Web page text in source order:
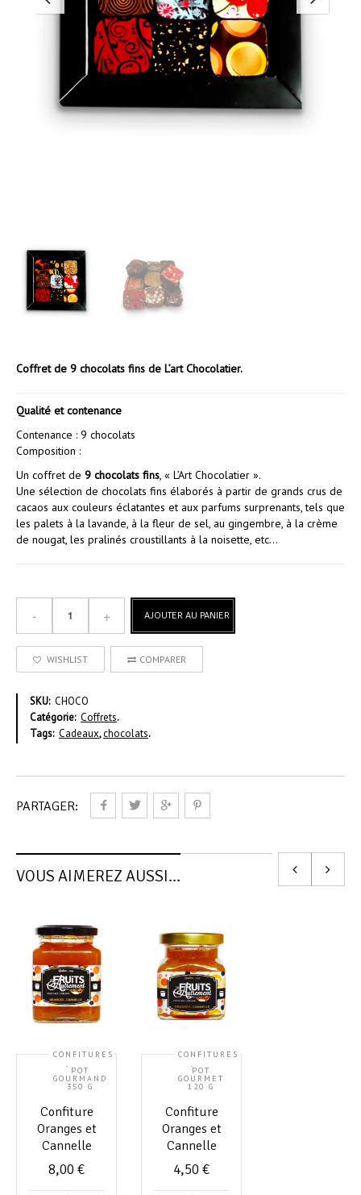
Coffret de 9 chocolats fins de L’art Chocolatier.
Qualité et contenance
Contenance : 9 chocolats
Composition :
Un coffret de 9 chocolats fins, « L’Art Chocolatier ».
Une sélection de chocolats fins élaborés à partir de grands crus de
cacaos aux couleurs éclatantes et aux parfums surprenants, tels que
les palets à la lavande, à la fleur de sel, au gingembre, à la crème
de nougat, les pralinés croustillants à la noisette, etc…
AJOUTER AU PANIER
WISHLIST COMPARER
SKU: CHOCO
Catégorie: Coffrets.
Tags: Cadeaux,chocolats.
PARTAGER:
VOUS AIMEREZ AUSSI…
CONFITURES
,
POT
GOURMAND
350 G
Confiture
Oranges et
Cannelle
8,00 €
CONFITURES
,
POT
GOURMET
120 G
Confiture
Oranges et
Cannelle
4,50 €